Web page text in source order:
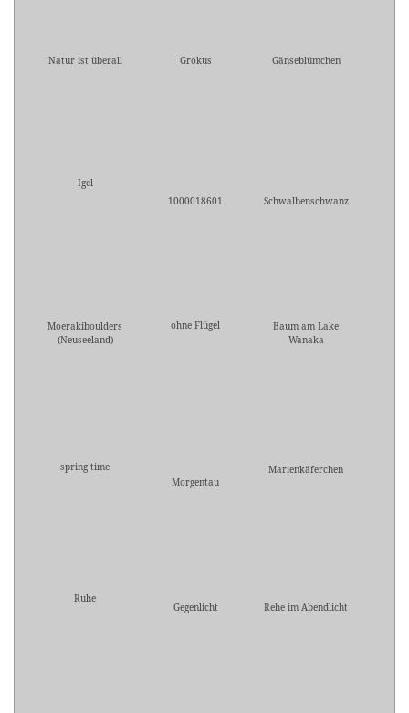
Natur ist überall Grokus Gänseblümchen
Igel
1000018601
Schwalbenschwanz
Moerakiboulders
(Neuseeland)
ohne Flügel
Baum am Lake
Wanaka
spring time
Morgentau
Marienkäferchen
Ruhe
Gegenlicht Rehe im Abendlicht